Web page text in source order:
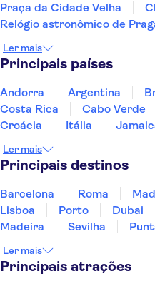
Praça da Cidade Velha
Relógio astronômico de
Castelo de Karlštejn
Aquapalace Prague
Cervejaria Pilsner Urquell
Wallenstein Palace
Ler mais
Principais países
Andorra Argentina
Costa Rica
Cabo Verde
Croácia
Itália
Portugal
Singapura
Ler mais
Principais destinos
Barcelona Roma
Lisboa
Porto Dubai
Madeira
Sevilha
Sesimbra
Ler mais
Principais atrações